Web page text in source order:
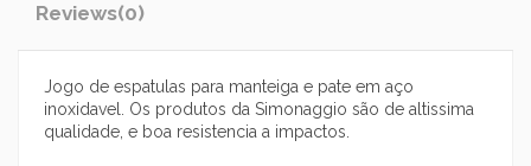
Reviews(0)
Jogo de espatulas para manteiga e pate em aço
inoxidavel. Os produtos da Simonaggio são de altissima
qualidade, e boa resistencia a impactos.